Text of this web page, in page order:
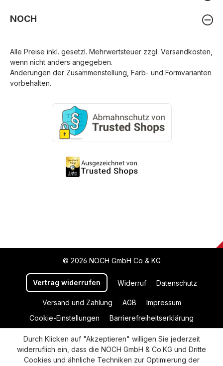
NOCH
Alle Preise inkl. gesetzl. Mehrwertsteuer zzgl. Versandkosten
wenn nicht anders angegeben.
Änderungen der Zusammenstellung, Farb- und Formvarianten
vorbehalten.
© 2026 NOCH GmbH Co & KG
Vertrag widerrufen Widerruf Datenschutz
Versand und Zahlung AGB
Impressum
Cookie-Einstellungen
Barrierefreiheitserklärung
Durch Klicken auf "Akzeptieren" willigen Sie jederzeit
widerruflich ein, dass die NOCH GmbH & Co.KG und Dritte
Cookies und ähnliche Techniken zur Optimierung der